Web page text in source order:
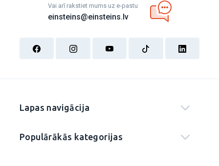
Vai arī rakstiet mums uz e-pastu
einsteins@einsteins.lv
Lapas navigācija
Populārākās kategorijas